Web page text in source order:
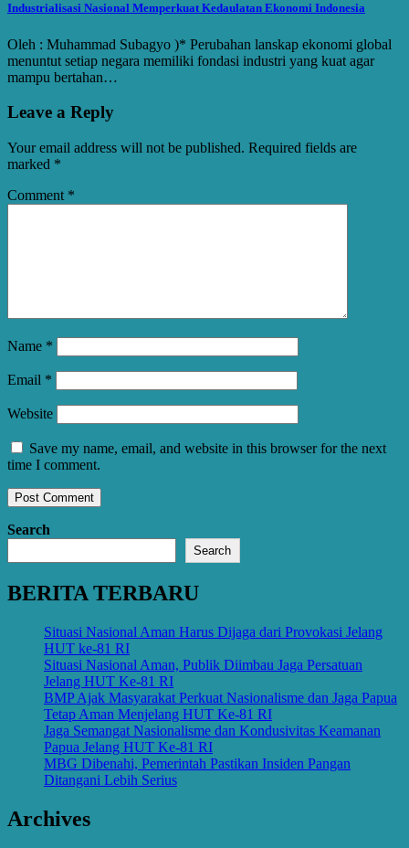
Industrialisasi Nasional Memperkuat Kedaulatan Ekonomi Indonesia
Oleh : Muhammad Subagyo )* Perubahan lanskap ekonomi global
menuntut setiap negara memiliki fondasi industri yang kuat agar
mampu bertahan…
Leave a Reply
Your email address will not be published. Required fields are
marked *
Comment *
Name *
Email *
Website
Save my name, email, and website in this browser for the next
time I comment.
Search
Search
BERITA TERBARU
Situasi Nasional Aman Harus Dijaga dari Provokasi Jelang
HUT ke-81 RI
Situasi Nasional Aman, Publik Diimbau Jaga Persatuan
Jelang HUT Ke-81 RI
BMP Ajak Masyarakat Perkuat Nasionalisme dan Jaga Papua
Tetap Aman Menjelang HUT Ke-81 RI
Jaga Semangat Nasionalisme dan Kondusivitas Keamanan
Papua Jelang HUT Ke-81 RI
MBG Dibenahi, Pemerintah Pastikan Insiden Pangan
Ditangani Lebih Serius
Archives